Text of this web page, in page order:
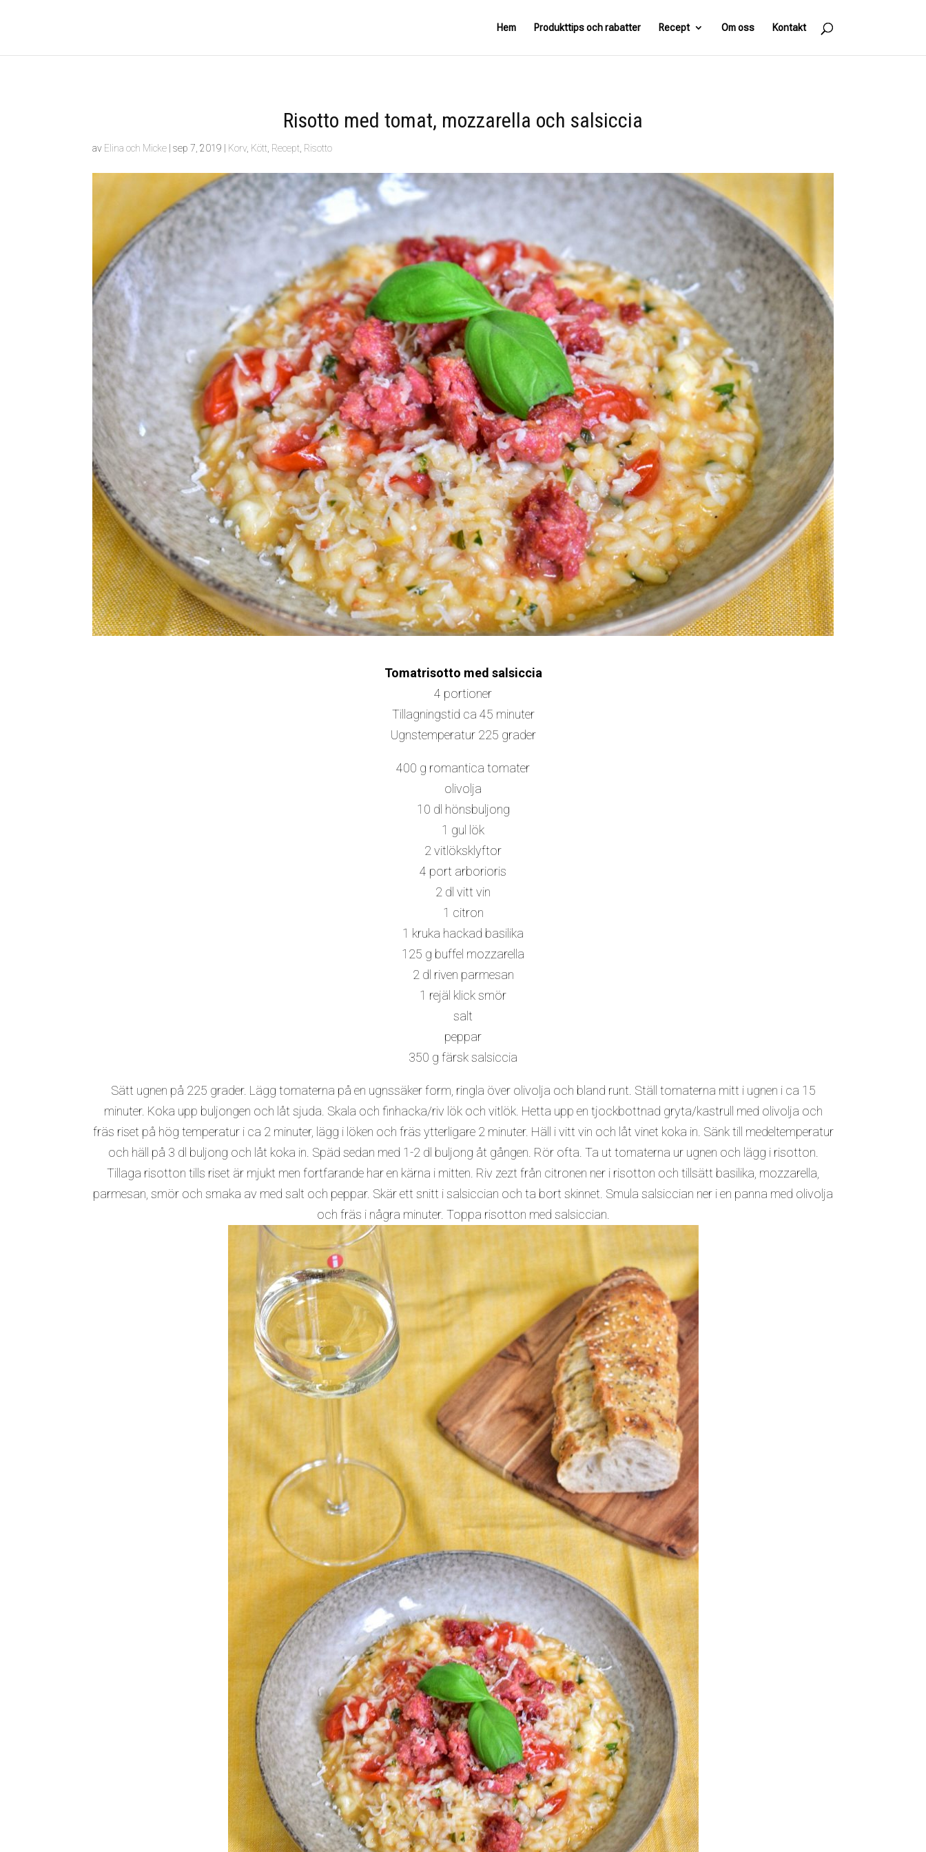
Hem Produkttips och rabatter Recept Om oss Kontakt
Risotto med tomat, mozzarella och salsiccia
av Elina och Micke |sep 7, 2019 Korv, Kött Recept Risotto
Tomatrisotto med salsiccia
4 portioner
Tillagningstid ca 45 minuter
Ugnstemperatur 225 grader
400 g romantica tomater
olivolja
10 dl hönsbuljong
1 gul lök
2 vitlöksklyftor
4 port arborioris
2 dl vitt vin
1 citron
1 kruka hackad basilika
125 g buffel mozzarella
2 dl riven parmesan
1 rejäl klick smör
salt
peppar
350 g färsk salsiccia
Sätt ugnen på 225 grader. Lägg tomaterna på en ugnssäker form, ringla över olivolja och bland runt. Ställ tomaterna mitt i ugnen i ca 15
minuter. Koka upp buljongen och låt sjuda. Skala och finhacka/riv lök och vitlök. Hetta upp en tjockbottnad gryta/kastrull med olivolja och
fräs riset på hög temperatur i ca 2 minuter, lägg i löken och fräs ytterligare 2 minuter. Häll i vitt vin och låt vinet koka in. Sänk till medeltemperatur
och häll på 3 dl buljong och låt koka in. Späd sedan med 1-2 dl buljong åt gången. Rör ofta. Ta ut tomaterna ur ugnen och lägg i risotton.
Tillaga risotton tills riset är mjukt men fortfarande har en kärna i mitten. Riv zezt från citronen ner i risotton och tillsätt basilika, mozzarella,
parmesan, smör och smaka av med salt och peppar. Skär ett snitt i salsiccian och ta bort skinnet. Smula salsiccian ner i en panna med olivolja
och fräs i några minuter. Toppa risotton med salsiccian.